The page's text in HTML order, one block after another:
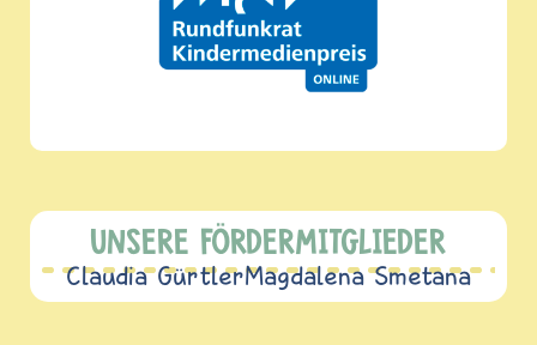
UNSERE FÖRDERMITGLIEDER
Claudia GürtlerMagdalena Smetana